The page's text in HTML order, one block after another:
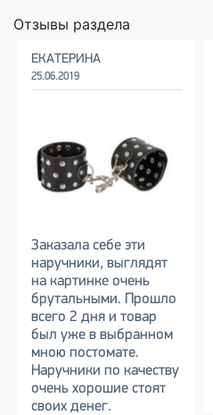
Отзывы раздела
ЕКАТЕРИНА
25.06.2019
Заказала себе эти
наручники, выглядят
на картинке очень
брутальными. Прошло
всего 2 дня и товар
был уже в выбранном
мною постомате.
Наручники по качеству
очень хорошие стоят
своих денег.